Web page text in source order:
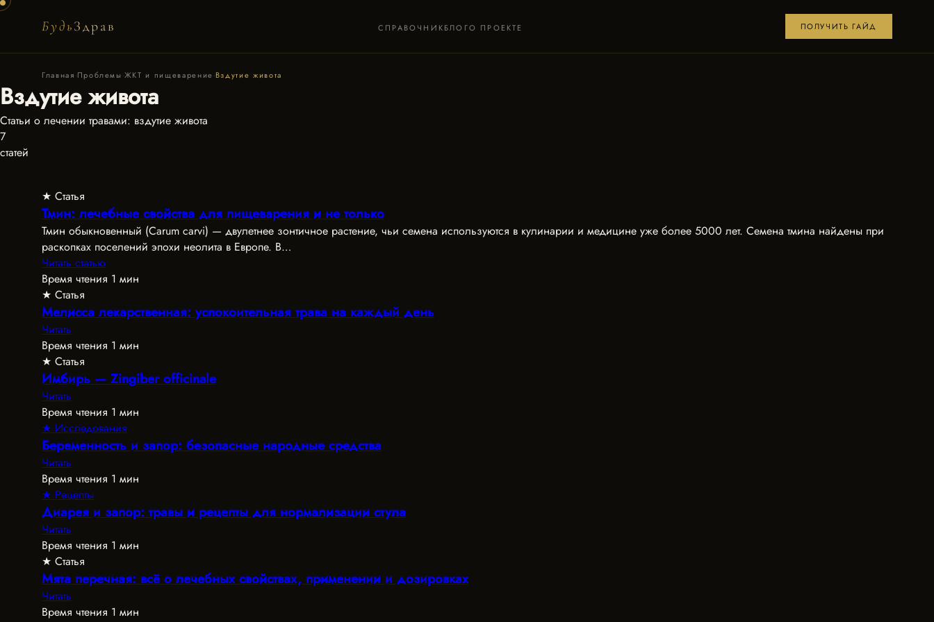
БудьЗдрав СПРАВОЧНИКБЛОГО ПРОЕКТЕ ПОЛУЧИТЬ ГАЙД
Главная·Проблемы·ЖКТ и пищеварение ·Вздутие живота
Вздутие живота
Статьи о лечении травами: вздутие живота
7
статей
★ Статья
Тмин: лечебные свойства для пищеварения и не только
Тмин обыкновенный (Carum carvi) — двулетнее зонтичное растение, чьи семена используются в кулинарии и медицине уже более 5000 лет. Семена тмина найдены при
раскопках поселений эпохи неолита в Европе. В…
Читать статью
Время чтения 1 мин
★ Статья
Мелисса лекарственная: успокоительная трава на каждый день
Читать
Время чтения 1 мин
★ Статья
Имбирь — Zingiber officinale
Читать
Время чтения 1 мин
★ Исследования
Беременность и запор: безопасные народные средства
Читать
Время чтения 1 мин
★ Рецепты
Диарея и запор: травы и рецепты для нормализации стула
Читать
Время чтения 1 мин
★ Статья
Мята перечная: всё о лечебных свойствах, применении и дозировках
Читать
Время чтения 1 мин